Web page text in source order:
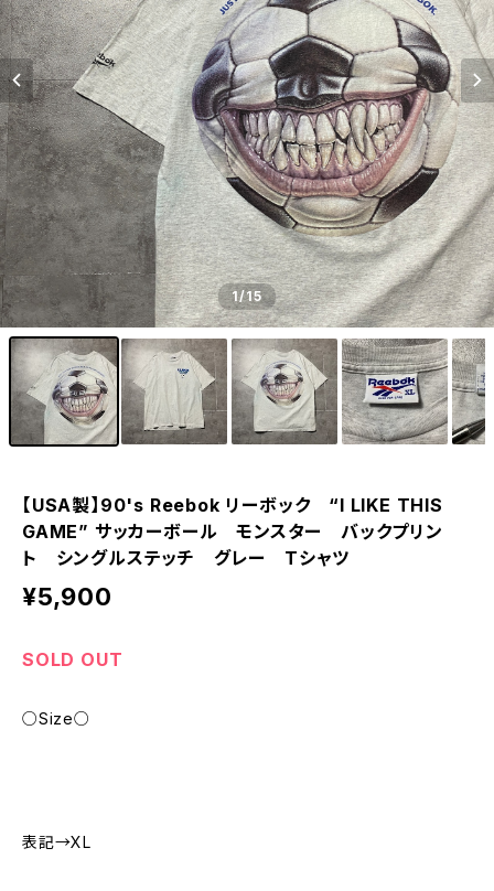
1/15
【USA製】90's Reebok リーボック “I LIKE THIS
GAME” サッカーボール モンスター バックプリン
ト シングルステッチ グレー Tシャツ
¥5,900
SOLD OUT
○Size○
表記→XL